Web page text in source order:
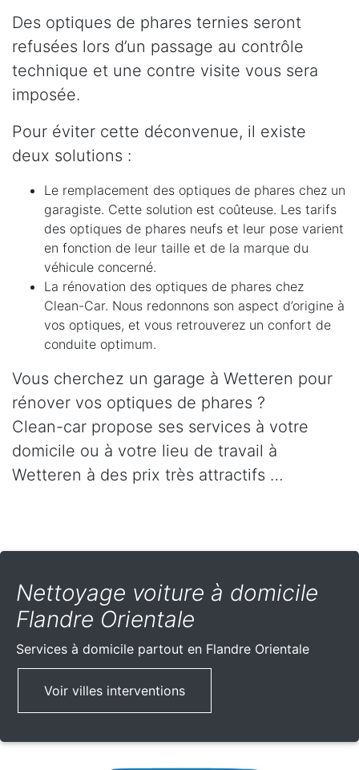
Des optiques de phares ternies seront
refusées lors d’un passage au contrôle
technique et une contre visite vous sera
imposée.
Pour éviter cette déconvenue, il existe
deux solutions :
Le remplacement des optiques de phares chez un
garagiste. Cette solution est coûteuse. Les tarifs
des optiques de phares neufs et leur pose varient
en fonction de leur taille et de la marque du
véhicule concerné.
La rénovation des optiques de phares chez
Clean-Car. Nous redonnons son aspect d’origine à
vos optiques, et vous retrouverez un confort de
conduite optimum.
Vous cherchez un garage à Wetteren pour
rénover vos optiques de phares ?
Clean-car propose ses services à votre
domicile ou à votre lieu de travail à
Wetteren à des prix très attractifs …
Nettoyage voiture à domicile
Flandre Orientale
Services à domicile partout en Flandre Orientale
Voir villes interventions